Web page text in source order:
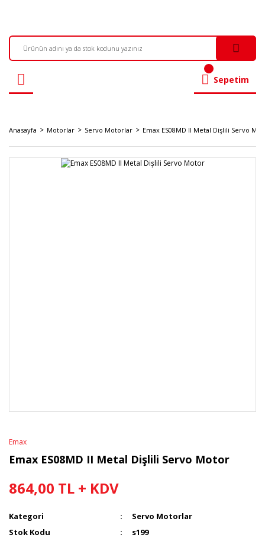
Sepetim
Anasayfa Motorlar Servo Motorlar Emax ES08MD II Metal Dişlili Servo
Emax
Emax ES08MD II Metal Dişlili Servo Motor
864,00 TL + KDV
Kategori
Servo Motorlar
Stok Kodu
s199